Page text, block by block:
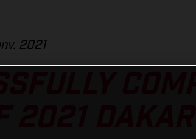
2021
2021